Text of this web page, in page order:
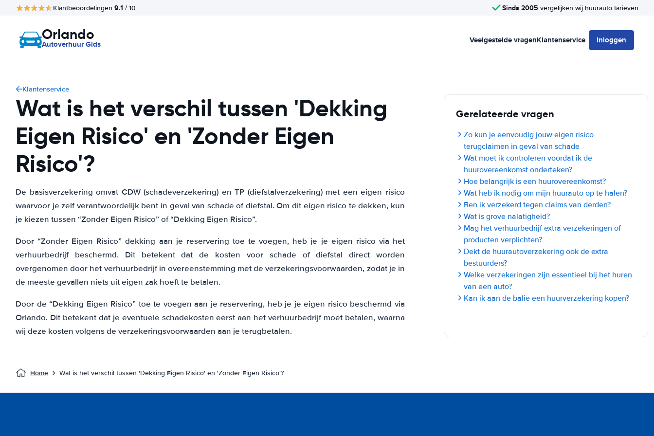
Klantbeoordelingen 9.1 / 10 Sinds 2005 vergelijken wij huurauto tarieven
Orlando
Autoverhuur Gids Veelgestelde vragenKlantenservice Inloggen
Klantenservice
Wat is het verschil tussen 'Dekking
Eigen Risico' en 'Zonder Eigen
Risico'?
De basisverzekering omvat CDW (schadeverzekering) en TP (diefstalverzekering) met een eigen risico
waarvoor je zelf verantwoordelijk bent in geval van schade of diefstal. Om dit eigen risico te dekken, kun
je kiezen tussen “Zonder Eigen Risico” of “Dekking Eigen Risico”.
Door “Zonder Eigen Risico” dekking aan je reservering toe te voegen, heb je je eigen risico via het
verhuurbedrijf beschermd. Dit betekent dat de kosten voor schade of diefstal direct worden
overgenomen door het verhuurbedrijf in overeenstemming met de verzekeringsvoorwaarden, zodat je in
de meeste gevallen niets uit eigen zak hoeft te betalen.
Door de “Dekking Eigen Risico” toe te voegen aan je reservering, heb je je eigen risico beschermd via
Orlando. Dit betekent dat je eventuele schadekosten eerst aan het verhuurbedrijf moet betalen, waarna
wij deze kosten volgens de verzekeringsvoorwaarden aan je terugbetalen.
Gerelateerde vragen
Zo kun je eenvoudig jouw eigen risico
terugclaimen in geval van schade
Wat moet ik controleren voordat ik de
huurovereenkomst onderteken?
Hoe belangrijk is een huurovereenkomst?
Wat heb ik nodig om mijn huurauto op te halen?
Ben ik verzekerd tegen claims van derden?
Wat is grove nalatigheid?
Mag het verhuurbedrijf extra verzekeringen of
producten verplichten?
Dekt de huurautoverzekering ook de extra
bestuurders?
Welke verzekeringen zijn essentieel bij het huren
van een auto?
Kan ik aan de balie een huurverzekering kopen?
Home Wat is het verschil tussen 'Dekking Eigen Risico' en 'Zonder Eigen Risico'?